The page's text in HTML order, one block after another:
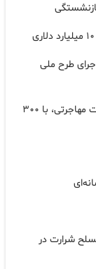
اجرای طرح ملی
دستگیری باند بزرگ جعل مدارک تحت عنوان شرکت مهاجرتی، با ۳۰۰
مسلح شرارت در